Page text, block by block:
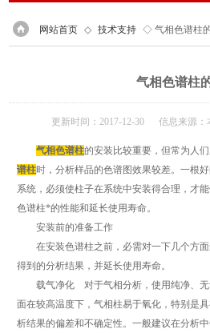
网站首页 ◇ 技术支持 ◇ 气相色谱柱
气相色谱柱
更新时间：2017-12-30 信息来源
气相色谱柱的安装比较重要，但常为人
谱柱时，分析样品的色谱图效果较差。一根
系统，必须使柱子在系统中安装得合理，才
色谱柱*的性能和延长使用寿命。
安装前的准备工作
在安装色谱柱之前，必需对一下几个方面
得到的分析结果，并延长使用寿命。
载气净化 对于气相分析，使用纯净、无
面在较高温度下，气相柱易于氧化，特别是
析结果的偏差和不确定性。一般建议在分析